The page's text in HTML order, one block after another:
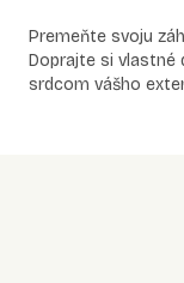
Premeňte svoju
Doprajte si vlastné
srdcom vášho